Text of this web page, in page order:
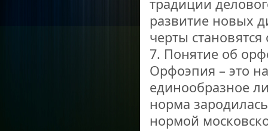
традиции
развитие новых
черты
7. Понятие об
Орфоэпия – это
единообразное
норма
нормой